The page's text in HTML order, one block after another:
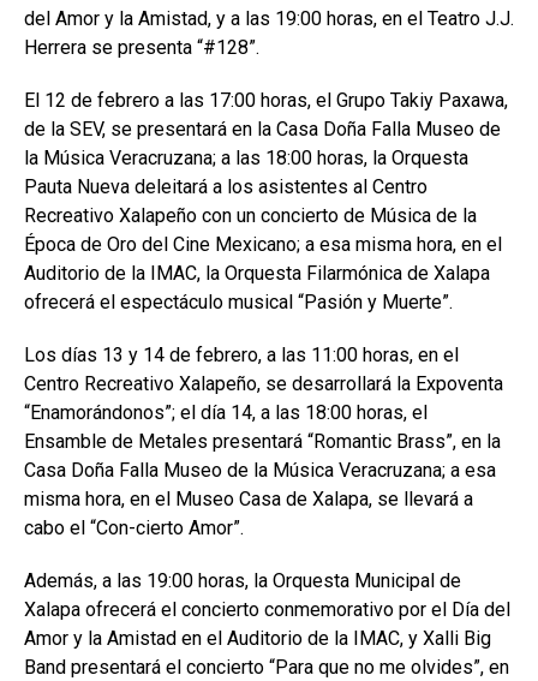
del Amor y la Amistad, y a las 19:00 horas, en el Teatro J.J.
Herrera se presenta “#128”.
El 12 de febrero a las 17:00 horas, el Grupo Takiy Paxawa,
de la SEV, se presentará en la Casa Doña Falla Museo de
la Música Veracruzana; a las 18:00 horas, la Orquesta
Pauta Nueva deleitará a los asistentes al Centro
Recreativo Xalapeño con un concierto de Música de la
Época de Oro del Cine Mexicano; a esa misma hora, en el
Auditorio de la IMAC, la Orquesta Filarmónica de Xalapa
ofrecerá el espectáculo musical “Pasión y Muerte”.
Los días 13 y 14 de febrero, a las 11:00 horas, en el
Centro Recreativo Xalapeño, se desarrollará la Expoventa
“Enamorándonos”; el día 14, a las 18:00 horas, el
Ensamble de Metales presentará “Romantic Brass”, en la
Casa Doña Falla Museo de la Música Veracruzana; a esa
misma hora, en el Museo Casa de Xalapa, se llevará a
cabo el “Con-cierto Amor”.
Además, a las 19:00 horas, la Orquesta Municipal de
Xalapa ofrecerá el concierto conmemorativo por el Día del
Amor y la Amistad en el Auditorio de la IMAC, y Xalli Big
Band presentará el concierto “Para que no me olvides”, en